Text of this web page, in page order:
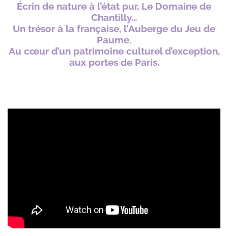
Écrin de nature à l’état pur, Le Domaine de
Chantilly…
Un trésor à la française, l’Auberge du Jeu de
Paume.
Au cœur d’un patrimoine culturel d’exception,
aux portes de Paris.